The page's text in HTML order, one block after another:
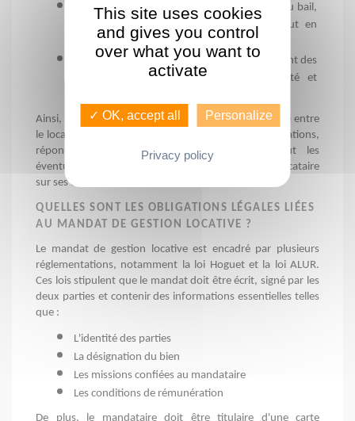
Les formalités liées à la location : rédaction du bail,
état des lieux d’entrée et de sortie, le tout en
conformité avec les réglementations ;
La gestion des loyers et charges : encaissement des
loyers, gestion des charges de copropriété et
Ainsi, votre mandataire agit comme un intermédiaire entre
le locataire et vous. Il gère l’ensemble des communications,
répond aux demandes d'intervention et résout les
éventuels conflits. Il veille également à informer le locataire
sur ses droits et obligations.
QUELLES SONT LES OBLIGATIONS LÉGALES LIÉES
AU MANDAT DE GESTION LOCATIVE ?
Le mandat de gestion locative est encadré par plusieurs
réglementations, notamment la loi Hoguet et la loi ALUR.
Ces lois stipulent que le mandat doit être écrit, signé par les
deux parties et contenir des informations essentielles telles
que :
L'identité des parties
La désignation du bien
Les missions confiées au mandataire
Les conditions de rémunération
De plus, le mandataire doit être titulaire d'une carte
This site uses cookies
and gives you control
over what you want to
activate
✓ OK, accept all Personalize
Privacy policy